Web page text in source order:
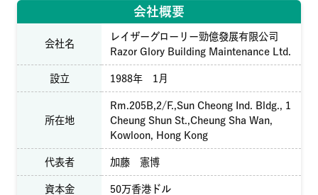
会社概要
会社名
レイザーグローリー勁億發展有限公司
Razor Glory Building Maintenance Ltd.
設立 1988年 1月
所在地
Rm.205B,2/F.,Sun Cheong Ind. Bldg., 1
Cheung Shun St.,Cheung Sha Wan,
Kowloon, Hong Kong
代表者 加藤 憲博
資本金 50万香港ドル